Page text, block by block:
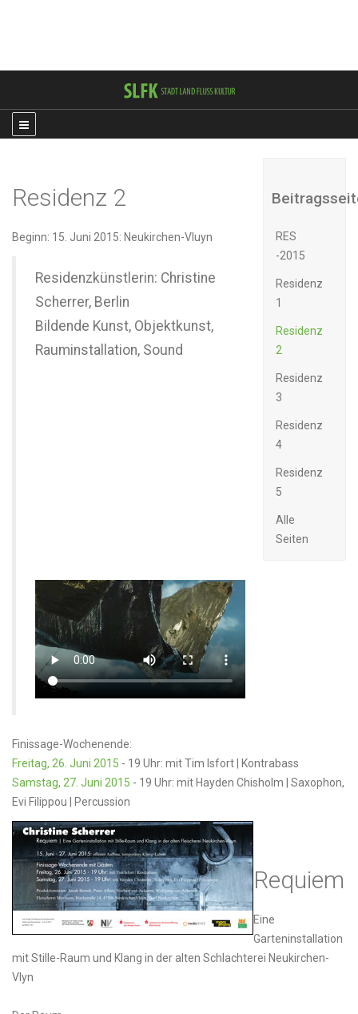
RES
-2015
Residenz
1
Residenz
2
Residenz
3
Residenz
4
Residenz
5
Alle
Seiten
Residenz 2
Beginn: 15. Juni 2015: Neukirchen-Vluyn
Residenzkünstlerin: Christine
Scherrer, Berlin
Bildende Kunst, Objektkunst,
Rauminstallation, Sound
Finissage-Wochenende:
Freitag, 26. Juni 2015 - 19 Uhr: mit Tim Isfort | Kontrabass
Samstag, 27. Juni 2015 - 19 Uhr: mit Hayden Chisholm | Saxophon,
Evi Filippou | Percussion
Requiem
Eine
Garteninstallation
mit Stille-Raum und Klang in der alten Schlachterei Neukirchen-
Vlyn